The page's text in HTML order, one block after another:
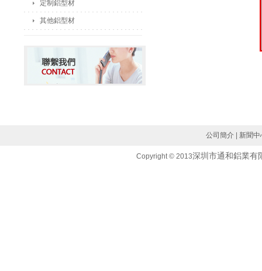
定制鋁型材
其他鋁型材
公司簡介 新聞中
Copyright © 2013深圳市通和鋁業有